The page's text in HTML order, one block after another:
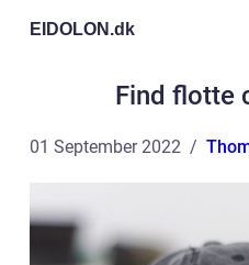
EIDOLON.dk
Find flotte
01 September 2022